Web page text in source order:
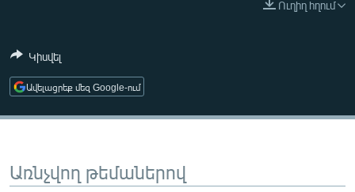
ՄԵԿՆԱԲԱՆՈՒԹՅՈՒՆ
ԱՐԽԻՎ
Ուղիղ հղում
Կիսվել
Ավելացրեք մեզ Google-ում
Առնչվող թեմաներով